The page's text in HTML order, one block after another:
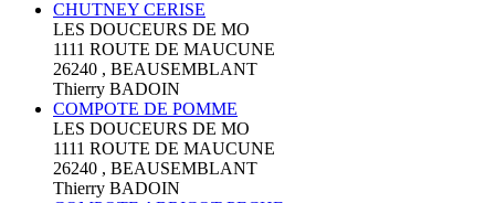
CHUTNEY CERISE
LES DOUCEURS DE MO
1111 ROUTE DE MAUCUNE
26240 , BEAUSEMBLANT
Thierry BADOIN
COMPOTE DE POMME
LES DOUCEURS DE MO
1111 ROUTE DE MAUCUNE
26240 , BEAUSEMBLANT
Thierry BADOIN